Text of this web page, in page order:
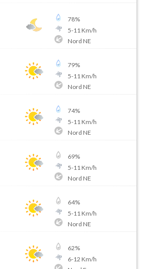
78%
5-11 Km/h
Nord NE
79%
5-11 Km/h
Nord NE
74%
5-11 Km/h
Nord NE
69%
5-11 Km/h
Nord NE
64%
5-11 Km/h
Nord NE
62%
6-12 Km/h